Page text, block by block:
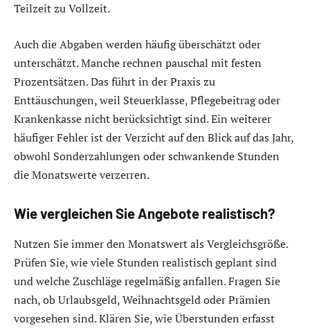
Teilzeit zu Vollzeit.
Auch die Abgaben werden häufig überschätzt oder
unterschätzt. Manche rechnen pauschal mit festen
Prozentsätzen. Das führt in der Praxis zu
Enttäuschungen, weil Steuerklasse, Pflegebeitrag oder
Krankenkasse nicht berücksichtigt sind. Ein weiterer
häufiger Fehler ist der Verzicht auf den Blick auf das Jahr,
obwohl Sonderzahlungen oder schwankende Stunden
die Monatswerte verzerren.
Wie vergleichen Sie Angebote realistisch?
Nutzen Sie immer den Monatswert als Vergleichsgröße.
Prüfen Sie, wie viele Stunden realistisch geplant sind
und welche Zuschläge regelmäßig anfallen. Fragen Sie
nach, ob Urlaubsgeld, Weihnachtsgeld oder Prämien
vorgesehen sind. Klären Sie, wie Überstunden erfasst